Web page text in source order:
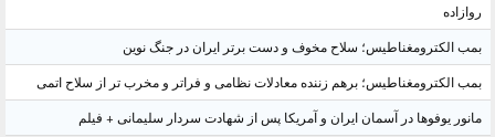
روازاده
بمب الکترومغناطیس؛ سلاح مخوف و دست برتر ایران در جنگ نوین
بمب الکترومغناطیس؛ برهم زننده معادلات نظامی و فراتر و مخرب تر از سلاح اتمی
مانور یوفوها در آسمان ایران و آمریکا پس از شهادت سردار سلیمانی + فیلم